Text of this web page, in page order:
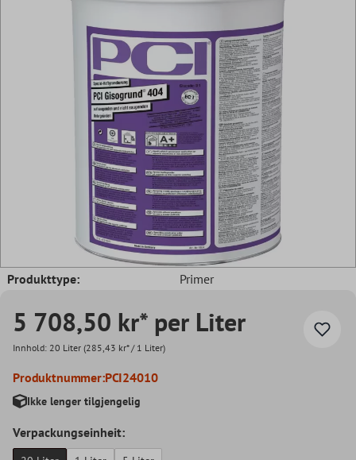
Produkttype: Primer
5 708,50 kr* per Liter
Innhold: 20 Liter (285,43 kr* / 1 Liter)
Produktnummer:PCI24010
Ikke lenger tilgjengelig
Verpackungseinheit: